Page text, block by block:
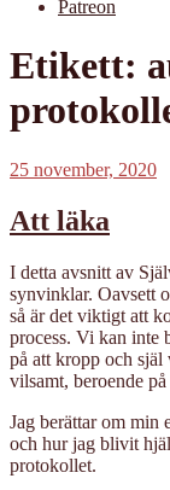
Patreon
Etikett:
Publicerat
25 november, 2020
Att läka
I detta avsnitt av
synvinklar. Oavsett
så är det viktigt att
process. Vi kan inte
på att kropp och
vilsamt, beroende
Jag berättar om min
och hur jag blivit
protokollet.